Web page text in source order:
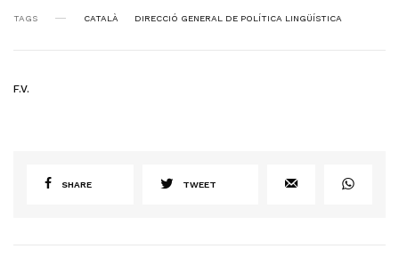
TAGS CATALÀ DIRECCIÓ GENERAL DE POLÍTICA LINGÜÍSTICA
F.V.
SHARE TWEET